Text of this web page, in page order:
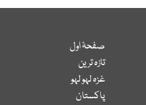
صفحۂ اول
تازہ ترین
غزہ لہو لہو
پاکستان